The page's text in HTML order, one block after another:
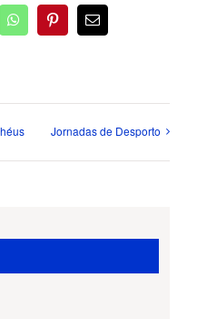
WhatsAppPinterestEmail
Jornadas de Desporto